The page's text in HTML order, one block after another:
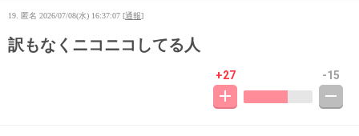
19. 匿名 2026/07/08(水) 16:37:07 [通報]
訳もなくニコニコしてる人
+27 -15